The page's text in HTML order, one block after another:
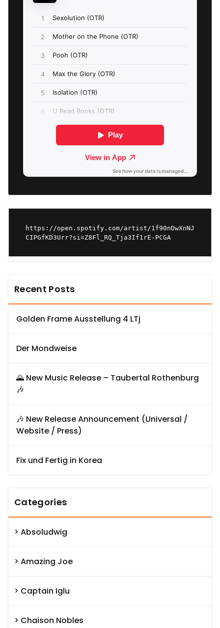
https://open.spotify.com/artist/1f90nDwXnNJ
CIPGfKD3Urr?si=Z8Fl_RQ_Tja3If1rE-PCGA
Recent Posts
Golden Frame Ausstellung 4 LTj
Der Mondweise
🌄 New Music Release – Taubertal Rothenburg
🎶
🎶 New Release Announcement (Universal /
Website / Press)
Fix und Fertig in Korea
Categories
Absoludwig
Amazing Joe
Captain Iglu
Chaison Nobles